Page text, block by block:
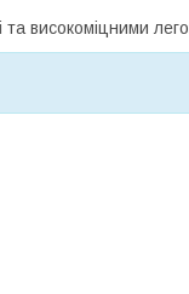
високоміцними